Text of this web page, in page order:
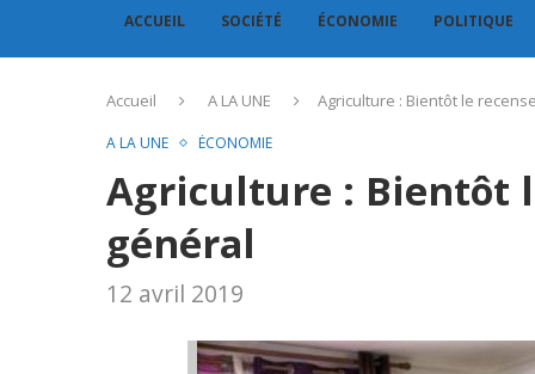
ACCUEIL SOCIÉTÉ ÉCONOMIE POLITIQUE
Accueil A LA UNE Agriculture : Bientôt le
A LA UNE ÉCONOMIE
Agriculture : Bientôt
général
12 avril 2019